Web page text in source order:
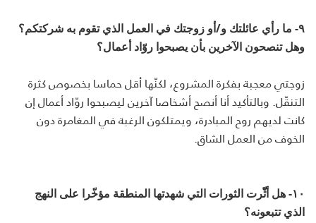
٩- ما رأي عائلتك و/أو زوجتك في العمل الذي تقوم به شركتكم؟
وهل تنصحون الآخرين بأن يصبحوا روّاد أعمال؟
زوجتي معجبة بفكرة المشروع، لكنّها أقل حماسا بخصوص كثرة
التنقّل. وبالتأكيد أنا أنصح أشخاصا آخرين ليصبحوا روّاد أعمال إن
كانت لديهم روح المبادرة، ويمتلكون الرغبة في المغامرة دون
الخوف من العمل الشاق.
١٠- هل أثّّرت الثورات التي شهدتها المنطقة مؤخّرا على النهج
الذي تتبعونه؟